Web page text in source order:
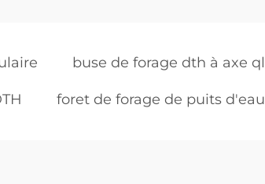
buse de forage dth à axe ql
foret de forage de puits d'eau